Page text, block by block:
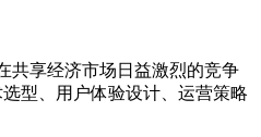
共享经济市场日益激烈的竞争
型、用户体验设计、运营策略